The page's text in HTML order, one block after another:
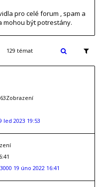
pro celé forum , spam a
mohou být potrestány.
129 témat
led 2023 19:53
19 úno 2022 16:41